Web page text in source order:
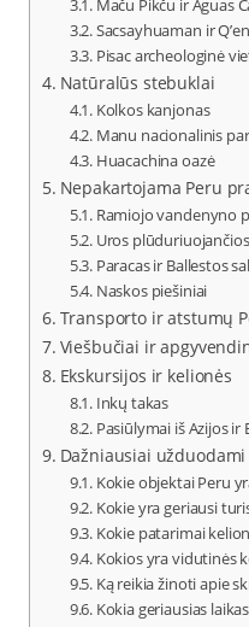
Maču Pikču ir Aguas
Sacsayhuaman ir
Pisac archeologinė
Natūralūs stebuklai
Kolkos kanjonas
Manu nacionalinis
Huacachina oazė
Nepakartojama Peru
Ramiojo vandenyno
Uros
Paracas ir Ballestos
Naskos piešiniai
Transporto ir atstumų
Viešbučiai ir
Ekskursijos ir kelionės
Inkų takas
Pasiūlymai iš Azijos ir
Dažniausiai
Kokie objektai Peru
Kokie yra geriausi
Kokie patarimai
Kokios yra vidutinės
Ką reikia žinoti apie
Kokia geriausias